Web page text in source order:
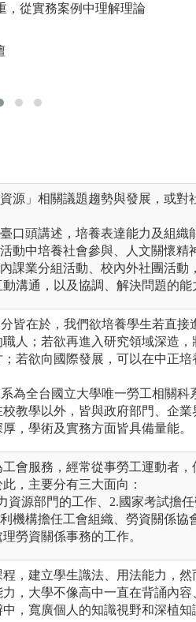
，從實務案例中理解理論
源」相關議題趨勢與發展，或對
口頭講述，培養表達能力及組織
動中培養社會參與、人文關懷精
課業分組活動、校內外社團活動
溝通，以及協調、解決問題的能
皆在於，我們欲培養學生若直接
人；若欲再進入研究領域深造，
若欲向國際發展，可以在中正培
為全台國立大學唯一勞工相關科
教學以外，皆與政府部門、企業
，學術及實務方面皆具備量能。
會服務，經常從事勞工運動者，
，主要分有三大面向：
資源部門的工作、2.國家考試擔任
機構擔任工會組織、勞資關係協
勞資關係事務的工作。
，建立學生識法、用法能力，然
，大學不像高中一直在背誦內容
，寬廣個人的知識視野和深植知